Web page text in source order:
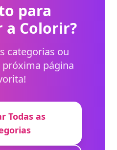
para
a Colorir?
categorias ou
página
Todas as